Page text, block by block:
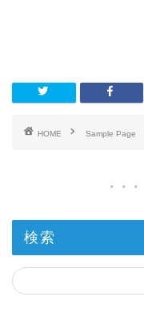
HOME Sample Page
検索